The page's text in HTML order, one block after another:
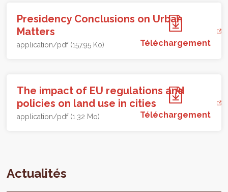
Presidency Conclusions on Urban
Matters
application/pdf (157.95 Ko) Téléchargement
The impact of EU regulations and
policies on land use in cities
application/pdf (1.32 Mo) Téléchargement
Actualités